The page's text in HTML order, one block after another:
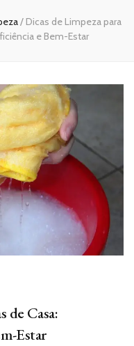
/ Dicas de Limpeza para
e Bem-Estar
de Casa:
Estar